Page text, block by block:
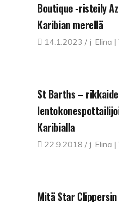
Boutique -risteily
Karibian merellä
14.1.2023 Elina
St Barths –
Karibialla
22.9.2018 Elina
Mitä Star